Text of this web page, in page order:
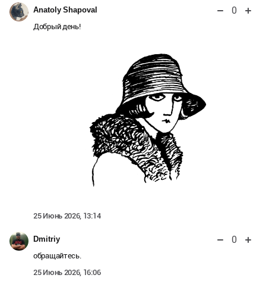
Anatoly Shapoval 0
Добрый день!
25 Июнь 2026, 13:14
Dmitriy 0
обращайтесь.
25 Июнь 2026, 16:06